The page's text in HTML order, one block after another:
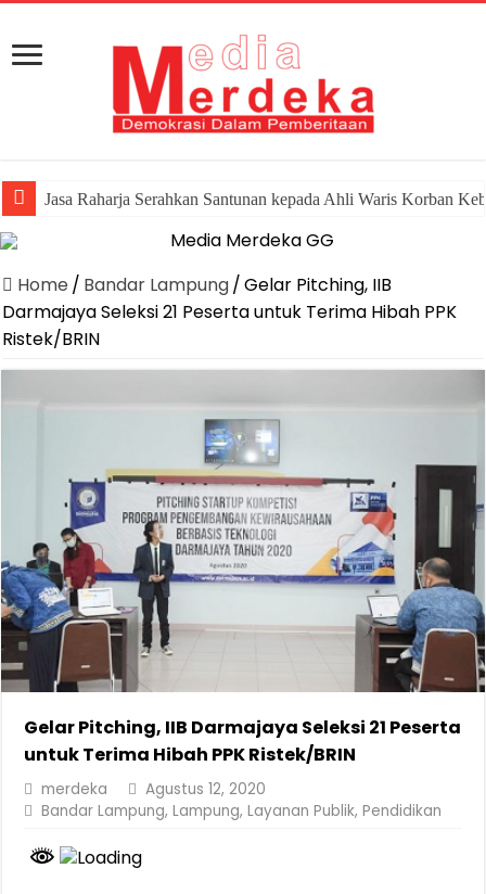
Canangkan Desa TAPIS dan Luncurkan Sekolah Lansia di
Home / Bandar Lampung/Gelar Pitching, IIB
Darmajaya Seleksi 21 Peserta untuk Terima Hibah PPK
Ristek/BRIN
Gelar Pitching, IIB Darmajaya Seleksi 21 Peserta
untuk Terima Hibah PPK Ristek/BRIN
merdeka
Agustus 12, 2020
Bandar Lampung,Lampung,Layanan Publik,Pendidikan